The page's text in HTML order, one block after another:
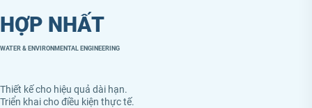
HỢP NHẤT
WATER & ENVIRONMENTAL ENGINEERING
Thiết kế cho hiệu quả dài hạn.
Triển khai cho điều kiện thực tế.